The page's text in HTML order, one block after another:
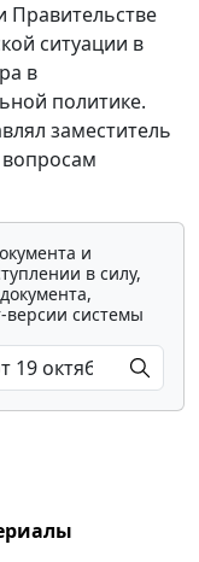
ситуации в
в
политике.
заместитель
и
в силу,
версии системы